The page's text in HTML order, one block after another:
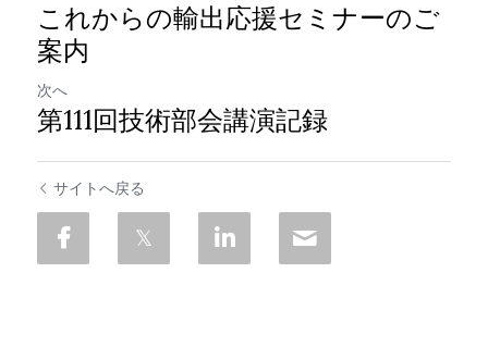
これからの輸出応援セミナーのご
案内
次へ
第111回技術部会講演記録
サイトへ戻る